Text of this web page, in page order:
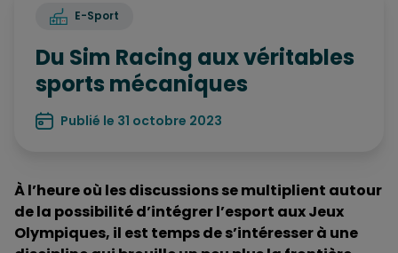
E-Sport
Du Sim Racing aux véritables
sports mécaniques
Publié le 31 octobre 2023
À l’heure où les discussions se multiplient autour
de la possibilité d’intégrer l’esport aux Jeux
Olympiques, il est temps de s’intéresser à une